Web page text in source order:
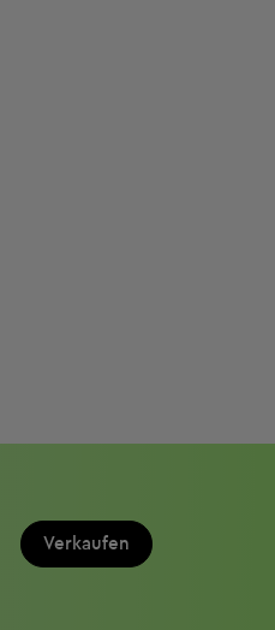
Verkaufen